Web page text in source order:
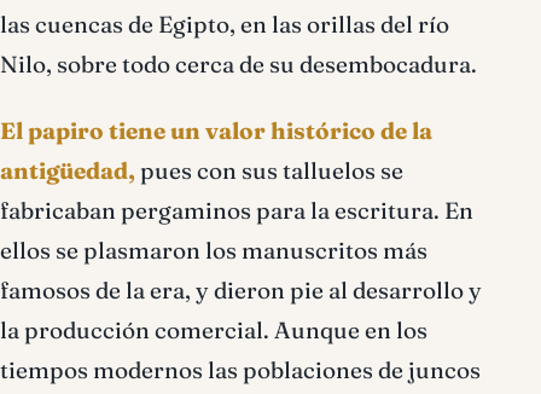
las cuencas de Egipto, en las orillas del río
Nilo, sobre todo cerca de su desembocadura.
El papiro tiene un valor histórico de la
antigüedad, pues con sus talluelos se
fabricaban pergaminos para la escritura. En
ellos se plasmaron los manuscritos más
famosos de la era, y dieron pie al desarrollo y
la producción comercial. Aunque en los
tiempos modernos las poblaciones de juncos